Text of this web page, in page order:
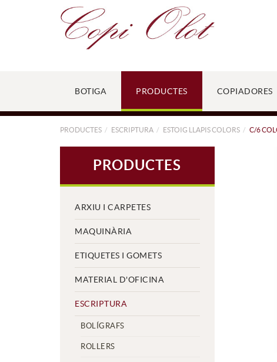
BOTIGA PRODUCTES COPIADORES
PRODUCTES ESCRIPTURA ESTOIG LLAPIS COLORS C/6
PRODUCTES
ARXIU I CARPETES
MAQUINÀRIA
ETIQUETES I GOMETS
MATERIAL D'OFICINA
ESCRIPTURA
BOLÍGRAFS
ROLLERS